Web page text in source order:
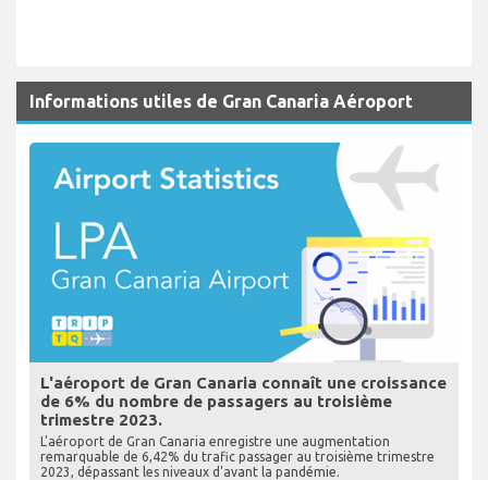
Informations utiles de Gran Canaria Aéroport
L'aéroport de Gran Canaria connaît une croissance
de 6% du nombre de passagers au troisième
trimestre 2023.
L'aéroport de Gran Canaria enregistre une augmentation
remarquable de 6,42% du trafic passager au troisième trimestre
2023, dépassant les niveaux d'avant la pandémie.